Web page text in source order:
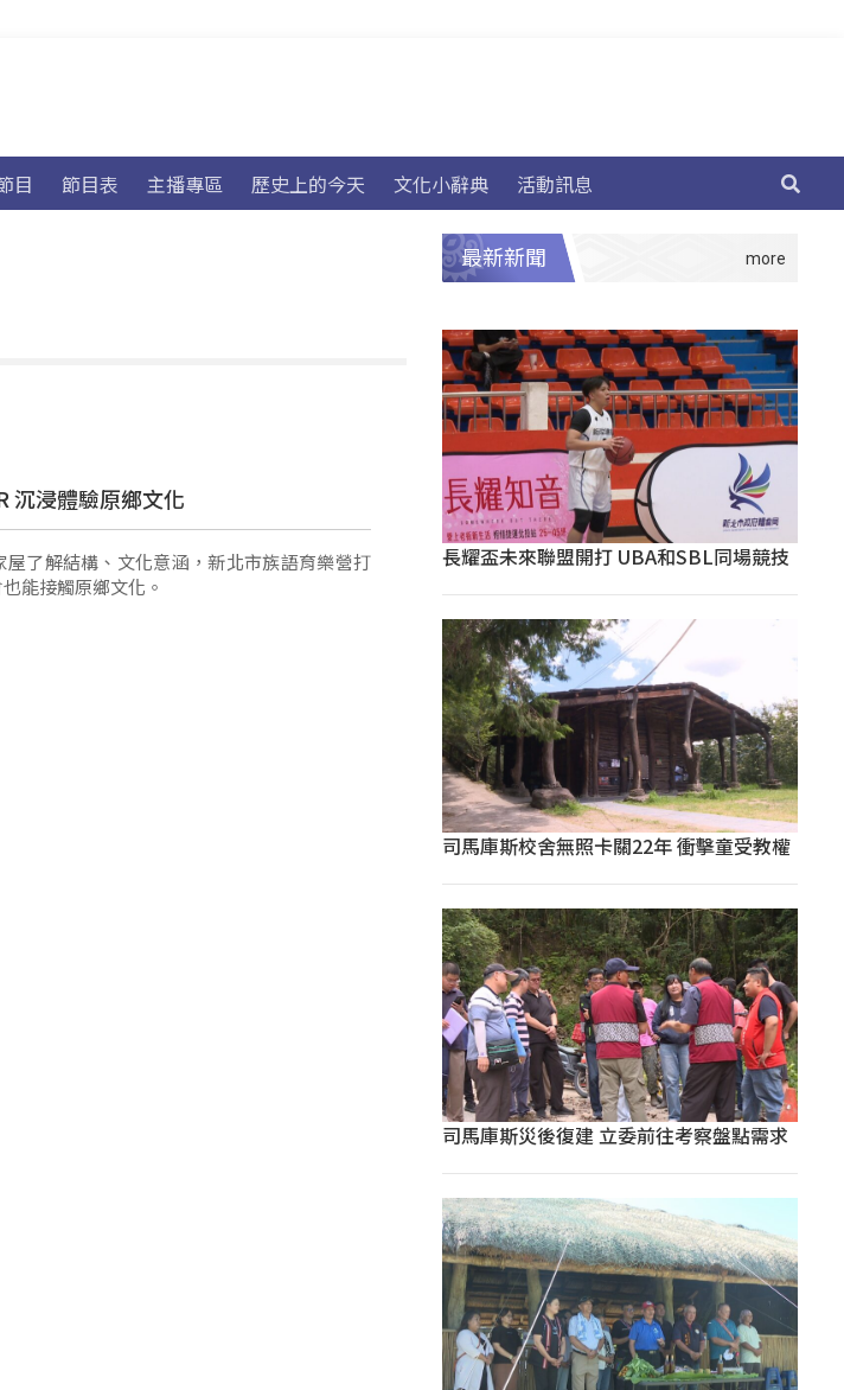
目 節目表 主播專區 歷史上的今天 文化小辭典 活動訊息
沉浸體驗原鄉文化
了解結構、文化意涵，新北市族語育樂營打
能接觸原鄉文化。
最新新聞
長耀盃未來聯盟開打 UBA和SBL同場競技
司馬庫斯校舍無照卡關22年 衝擊童受教權
司馬庫斯災後復建 立委前往考察盤點需求